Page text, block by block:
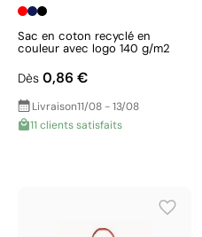
Sac en coton recyclé en
couleur avec logo 140 g/m2
Dès 0,86 €
Livraison11/08 - 13/08
11 clients satisfaits